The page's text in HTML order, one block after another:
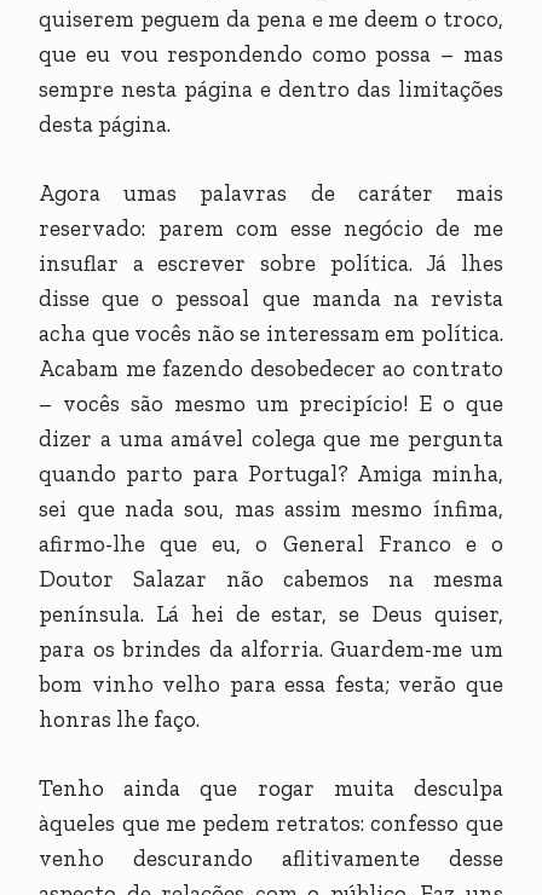
quiserem peguem da pena e me deem o troco,
que eu vou respondendo como possa – mas
sempre nesta página e dentro das limitações
desta página.
Agora umas palavras de caráter mais
reservado: parem com esse negócio de me
insuflar a escrever sobre política. Já lhes
disse que o pessoal que manda na revista
acha que vocês não se interessam em política.
Acabam me fazendo desobedecer ao contrato
– vocês são mesmo um precipício! E o que
dizer a uma amável colega que me pergunta
quando parto para Portugal? Amiga minha,
sei que nada sou, mas assim mesmo ínfima,
afirmo-lhe que eu, o General Franco e o
Doutor Salazar não cabemos na mesma
península. Lá hei de estar, se Deus quiser,
para os brindes da alforria. Guardem-me um
bom vinho velho para essa festa; verão que
honras lhe faço.
Tenho ainda que rogar muita desculpa
àqueles que me pedem retratos: confesso que
venho descurando aflitivamente desse